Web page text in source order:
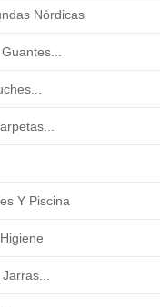
Nórdicas
Y Piscina
Jarras...